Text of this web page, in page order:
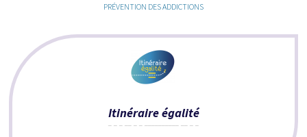
PRÉVENTION DES ADDICTIONS
Itinéraire égalité